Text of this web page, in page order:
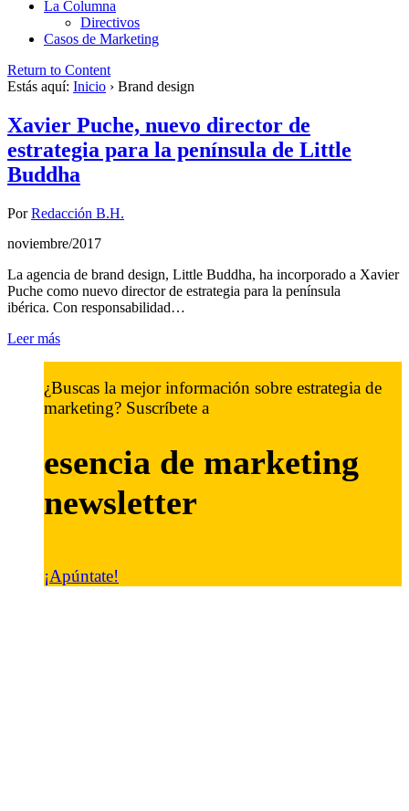
La Columna
Directivos
Casos de Marketing
Return to Content
Estás aquí: Inicio › Brand design
Xavier Puche, nuevo director de
estrategia para la península de Little
Buddha
PorRedacción B.H.
noviembre/2017
La agencia de brand design, Little Buddha, ha incorporado a Xavier
Puche como nuevo director de estrategia para la península
ibérica. Con responsabilidad…
Leer más
¿Buscas la mejor información sobre estrategia de
marketing? Suscríbete a
esencia de marketing
newsletter
¡Apúntate!